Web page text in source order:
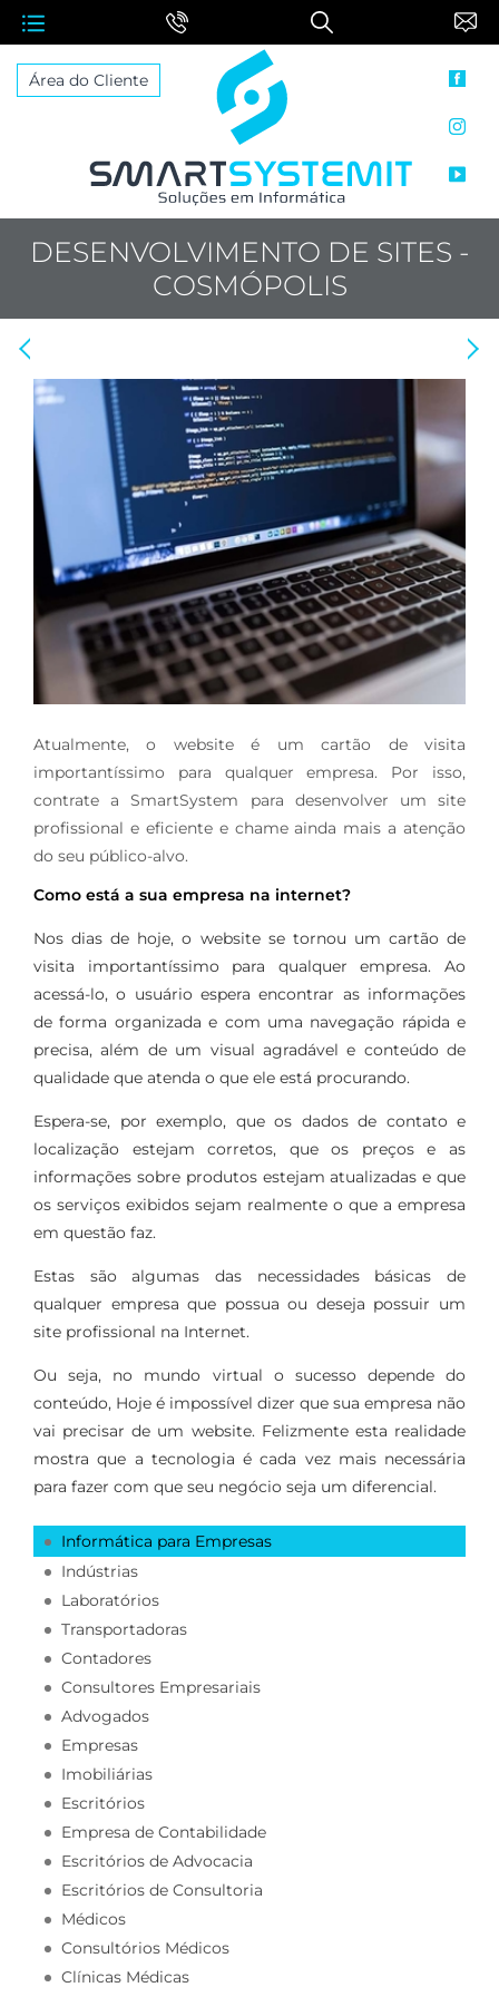
Área do Cliente
DESENVOLVIMENTO DE SITES -
COSMÓPOLIS
Anterior: Backup em Nuvem Proximo: Manutenção de Rede
Atualmente, o website é um cartão de visita
importantíssimo para qualquer empresa. Por isso,
contrate a SmartSystem para desenvolver um site
profissional e eficiente e chame ainda mais a atenção
do seu público-alvo.
Como está a sua empresa na internet?
Nos dias de hoje, o website se tornou um cartão de
visita importantíssimo para qualquer empresa. Ao
acessá-lo, o usuário espera encontrar as informações
de forma organizada e com uma navegação rápida e
precisa, além de um visual agradável e conteúdo de
qualidade que atenda o que ele está procurando.
Espera-se, por exemplo, que os dados de contato e
localização estejam corretos, que os preços e as
informações sobre produtos estejam atualizadas e que
os serviços exibidos sejam realmente o que a empresa
em questão faz.
Estas são algumas das necessidades básicas de
qualquer empresa que possua ou deseja possuir um
site profissional na Internet.
Ou seja, no mundo virtual o sucesso depende do
conteúdo, Hoje é impossível dizer que sua empresa não
vai precisar de um website. Felizmente esta realidade
mostra que a tecnologia é cada vez mais necessária
para fazer com que seu negócio seja um diferencial.
Informática para Empresas
Indústrias
Laboratórios
Transportadoras
Contadores
Consultores Empresariais
Advogados
Empresas
Imobiliárias
Escritórios
Empresa de Contabilidade
Escritórios de Advocacia
Escritórios de Consultoria
Médicos
Consultórios Médicos
Clínicas Médicas